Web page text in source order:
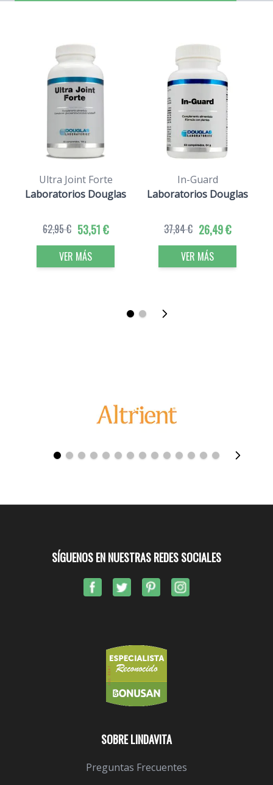
Ultra Joint Forte
Laboratorios Douglas
53,51 €
62,95 €
VER MÁS
In-Guard
Laboratorios Douglas
26,49 €
37,84 €
VER MÁS
SOBRE LINDAVITA
Preguntas Frecuentes
SÍGUENOS EN NUESTRAS REDES SOCIALES